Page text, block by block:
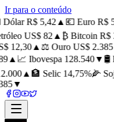
Ir para o conteúdo
R$ 5,42▲💶 Euro R$
US$ 82▲₿ Bitcoin R$
12,30▲⚖️ Ouro US$ 2.385
▲📈 Ibovespa 128.540▼🛢️
▲🏦 Selic 14,75%🌽
▼